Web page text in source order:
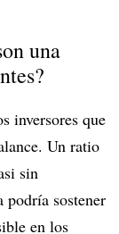
una
inversores que
Un ratio
sin
podría sostener
en los